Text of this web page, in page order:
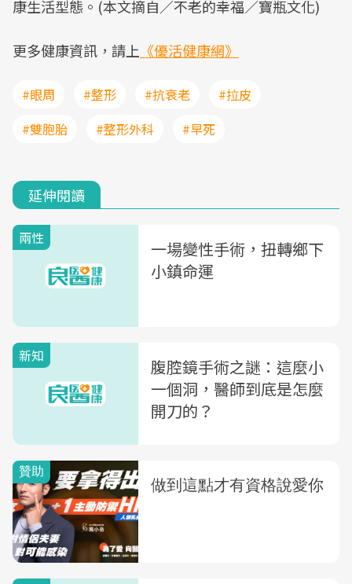
康生活型態。(本文摘自／不老的幸福／寶瓶文化)
更多健康資訊，請上 《優活健康網》
#眼周 #整形 #抗衰老
#拉皮
#雙胞胎
#整形外科 #早死
延伸閱讀
兩性
一場變性手術，扭轉鄉下
小鎮命運
新知
腹腔鏡手術之謎：這麼小
一個洞，醫師到底是怎麼
開刀的？